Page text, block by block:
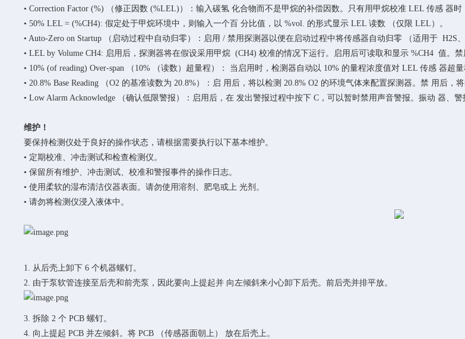
• Correction Factor (%) （修正因数 (%LEL)）：输入碳氢 化合物而不是甲烷的补偿因数。只有用甲烷校准 LEL 传感 器
• 50% LEL = (%CH4): 假定处于甲烷环境中，则输入一个百 分比值，以 %vol. 的形式显示 LEL 读数 （仅限 LEL）。
• Auto-Zero on Startup （启动过程中自动归零）：启用 / 禁用探测器以便在启动过程中将传感器自动归零 （适用于 H2S
• LEL by Volume CH4: 启用后，探测器将在假设采用甲烷 (CH4) 校准的情况下运行。启用后可读取和显示 %CH4 值。
• 10% (of reading) Over-span （10% （读数）超量程）： 当启用时，检测器自动以 10% 的量程浓度值对 LEL 传感 器超
• 20.8% Base Reading （O2 的基准读数为 20.8%）：启 用后，将以检测 20.8% O2 的环境气体来配置探测器。禁 用后，
• Low Alarm Acknowledge （确认低限警报）：启用后，在 发出警报过程中按下 C，可以暂时禁用声音警报。振动 器、
维护！
要保持检测仪处于良好的操作状态，请根据需要执行以下基本维护。
• 定期校准、冲击测试和检查检测仪。
• 保留所有维护、冲击测试、校准和警报事件的操作日志。
• 使用柔软的湿布清洁仪器表面。请勿使用溶剂、肥皂或上 光剂。
• 请勿将检测仪浸入液体中。
1. 从后壳上卸下 6 个机器螺钉。
2. 由于泵软管连接至后壳和前壳泵，因此要向上提起并 向左倾斜来小心卸下后壳。前后壳并排平放。
3. 拆除 2 个 PCB 螺钉。
4. 向上提起 PCB 并左倾斜。将 PCB （传感器面朝上） 放在后壳上。